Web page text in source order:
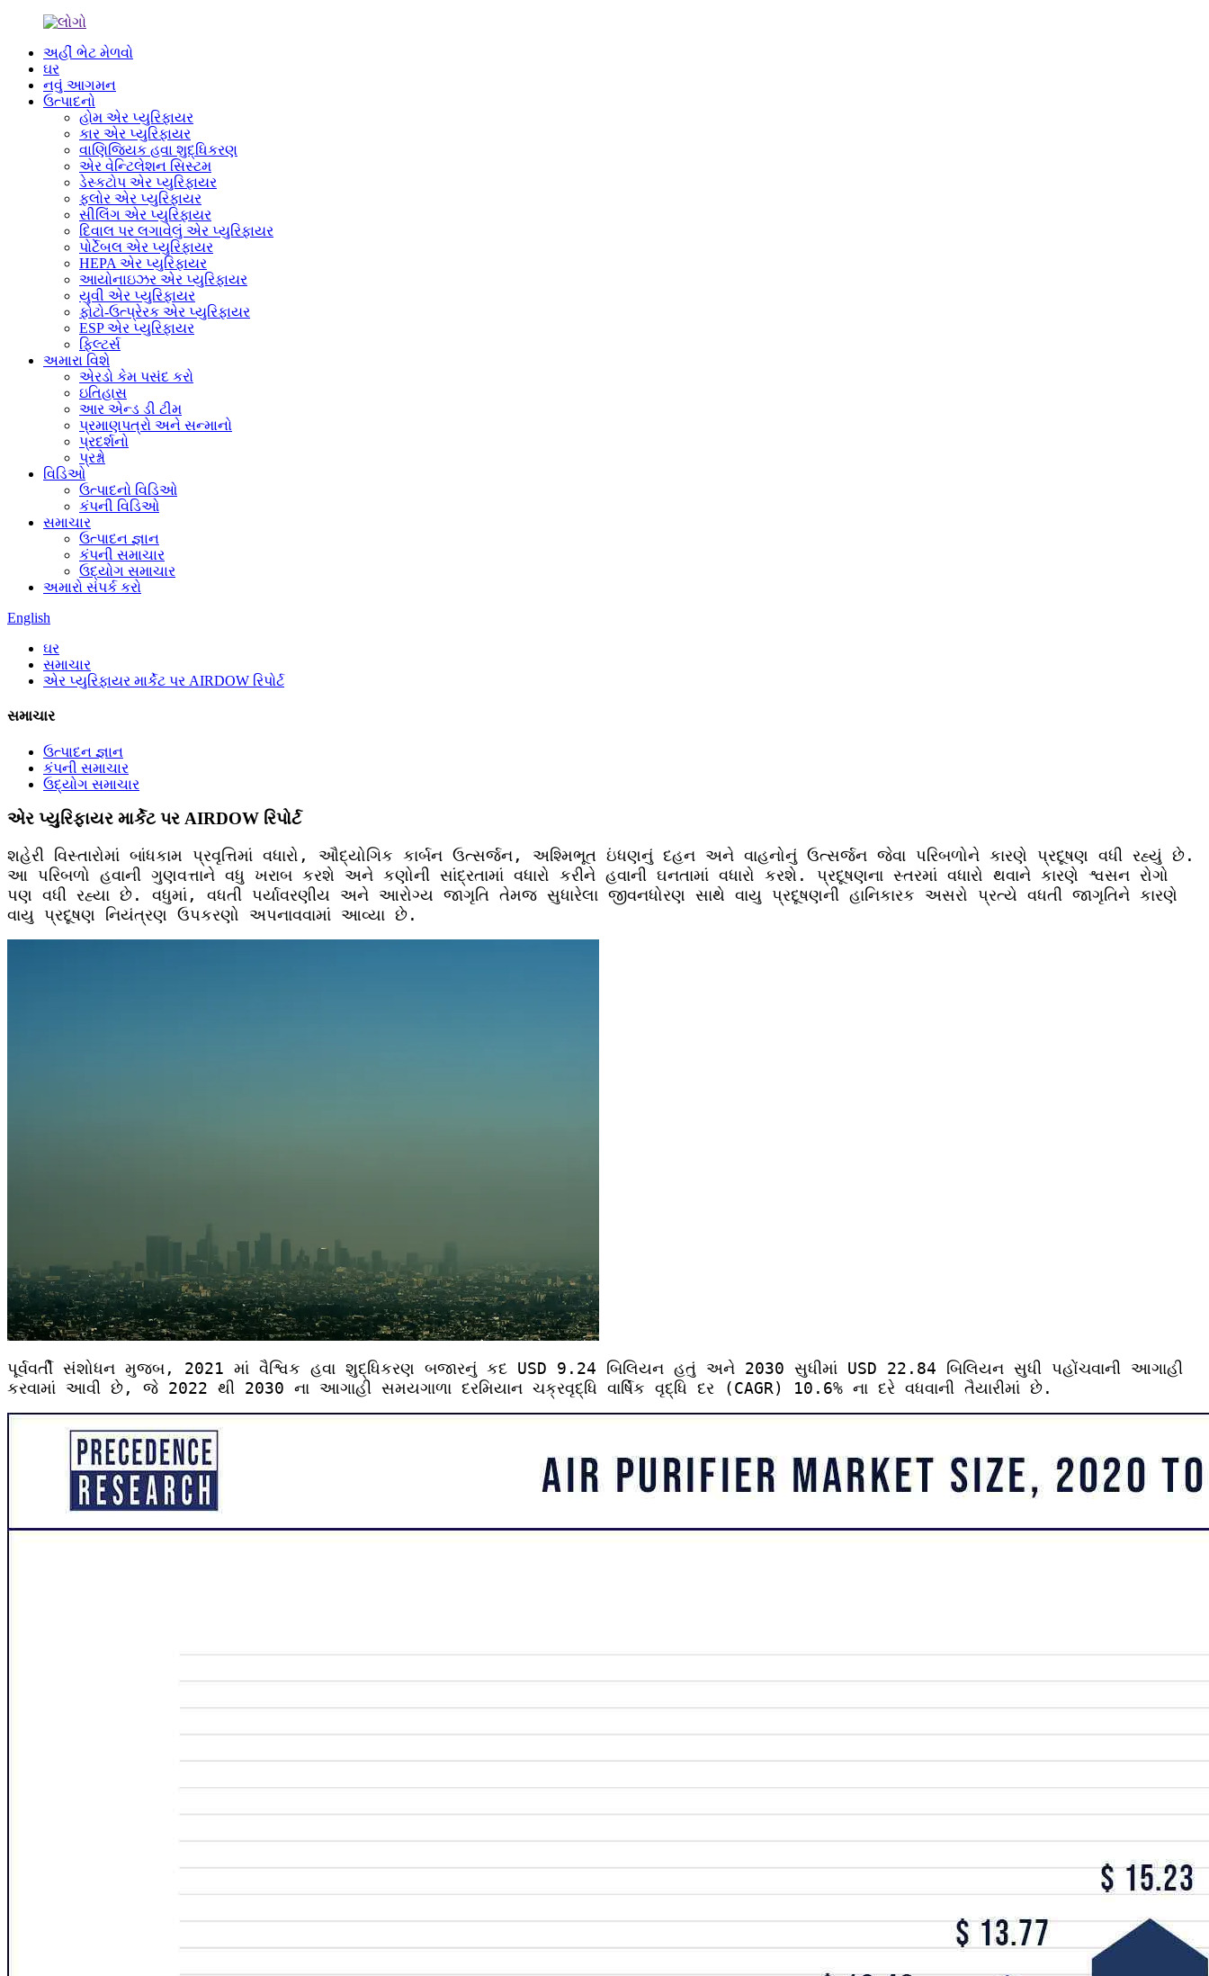
અહીં ભેટ મેળવો
ઘર
નવું આગમન
ઉત્પાદનો
હોમ એર પ્યુરિફાયર
કાર એર પ્યુરિફાયર
વાણિજ્યિક હવા શુદ્ધિકરણ
એર વેન્ટિલેશન સિસ્ટમ
ડેસ્કટોપ એર પ્યુરિફાયર
ફ્લોર એર પ્યુરિફાયર
સીલિંગ એર પ્યુરિફાયર
દિવાલ પર લગાવેલું એર પ્યુરિફાયર
પોર્ટેબલ એર પ્યુરિફાયર
HEPA એર પ્યુરિફાયર
આયોનાઇઝર એર પ્યુરિફાયર
યુવી એર પ્યુરિફાયર
ફોટો-ઉત્પ્રેરક એર પ્યુરિફાયર
ESP એર પ્યુરિફાયર
ફિલ્ટર્સ
અમારા વિશે
એરડો કેમ પસંદ કરો
ઇતિહાસ
આર એન્ડ ડી ટીમ
પ્રમાણપત્રો અને સન્માનો
પ્રદર્શનો
પ્રશ્નો
વિડિઓ
ઉત્પાદનો વિડિઓ
કંપની વિડિઓ
સમાચાર
ઉત્પાદન જ્ઞાન
કંપની સમાચાર
ઉદ્યોગ સમાચાર
અમારો સંપર્ક કરો
English
ઘર
સમાચાર
એર પ્યુરિફાયર માર્કેટ પર AIRDOW રિપોર્ટ
સમાચાર
ઉત્પાદન જ્ઞાન
કંપની સમાચાર
ઉદ્યોગ સમાચાર
એર પ્યુરિફાયર માર્કેટ પર AIRDOW રિપોર્ટ
શહેરી વિસ્તારોમાં બાંધકામ પ્રવૃત્તિમાં વધારો, ઔદ્યોગિક કાર્બન ઉત્સર્જન, અશ્મિભૂત ઇંધણનું દહન અને વાહનોનું ઉત્સર્જન જેવા પરિબળોને કારણે પ્રદૂષણ વધી રહ્યું છે.
આ પરિબળો હવાની ગુણવત્તાને વધુ ખરાબ કરશે અને કણોની સાંદ્રતામાં વધારો કરીને હવાની ઘનતામાં વધારો કરશે. પ્રદૂષણના સ્તરમાં વધારો થવાને કારણે શ્વસન રોગો
પણ વધી રહ્યા છે. વધુમાં, વધતી પર્યાવરણીય અને આરોગ્ય જાગૃતિ તેમજ સુધારેલા જીવનધોરણ સાથે વાયુ પ્રદૂષણની હાનિકારક અસરો પ્રત્યે વધતી જાગૃતિને કારણે
વાયુ પ્રદૂષણ નિયંત્રણ ઉપકરણો અપનાવવામાં આવ્યા છે.
પૂર્વવર્તી સંશોધન મુજબ, 2021 માં વૈશ્વિક હવા શુદ્ધિકરણ બજારનું કદ USD 9.24 બિલિયન હતું અને 2030 સુધીમાં USD 22.84 બિલિયન સુધી પહોંચવાની આગાહી
કરવામાં આવી છે, જે 2022 થી 2030 ના આગાહી સમયગાળા દરમિયાન ચક્રવૃદ્ધિ વાર્ષિક વૃદ્ધિ દર (CAGR) 10.6% ના દરે વધવાની તૈયારીમાં છે.